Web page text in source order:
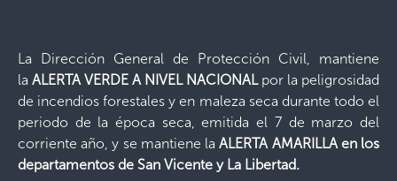
La Dirección General de Protección Civil, mantiene
la ALERTA VERDE A NIVEL NACIONALpor la peligrosidad
de incendios forestales y en maleza seca durante todo el
periodo de la época seca, emitida el 7 de marzo del
corriente año, y se mantiene laALERTA AMARILLA en los
departamentos de San Vicente y La Libertad.